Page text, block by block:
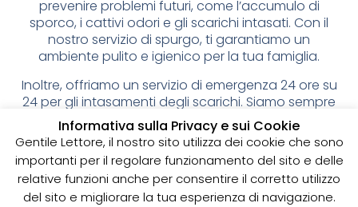
prevenire problemi futuri, come l’accumulo di
sporco, i cattivi odori e gli scarichi intasati. Con il
nostro servizio di spurgo, ti garantiamo un
ambiente pulito e igienico per la tua famiglia.
Inoltre, offriamo un servizio di emergenza 24 ore su
24 per gli intasamenti degli scarichi. Siamo sempre
pronti ad intervenire per risolvere qualsiasi
problema.
Servizi di Pulizia degli Scarichi Domestici a Prezzi
Competitivi
Contattaci oggi stesso per avere maggiori
Informativa sulla Privacy e sui Cookie
Gentile Lettore, il nostro sito utilizza dei cookie che sono
importanti per il regolare funzionamento del sito e delle
relative funzioni anche per consentire il corretto utilizzo
del sito e migliorare la tua esperienza di navigazione.